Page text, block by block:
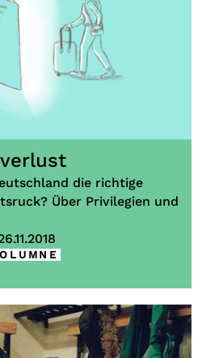
die richtige
Über Privilegien und